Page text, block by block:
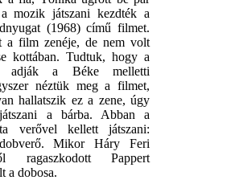
mozik játszani kezdték a
(1968) című filmet.
a film zenéje, de nem volt
kottában. Tudtuk, hogy a
adják a Béke melletti
néztük meg a filmet,
hallatszik ez a zene, úgy
a bárba. Abban a
verővel kellett játszani:
Mikor Háry Feri
ragaszkodott Pappert
a dobosa.